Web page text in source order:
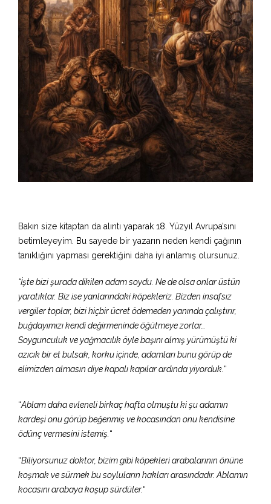
Bakın size kitaptan da alıntı yaparak 18. Yüzyıl Avrupa’sını
betimleyeyim. Bu sayede bir yazarın neden kendi çağının
tanıklığını yapması gerektiğini daha iyi anlamış olursunuz.
“İşte bizi şurada dikilen adam soydu. Ne de olsa onlar üstün
yaratıklar. Biz ise yanlarındaki köpekleriz. Bizden insafsız
vergiler toplar, bizi hiçbir ücret ödemeden yanında çalıştırır,
buğdayımızı kendi değirmeninde öğütmeye zorlar…
Soygunculuk ve yağmacılık öyle başını almış yürümüştü ki
azıcık bir et bulsak, korku içinde, adamları bunu görüp de
elimizden almasın diye kapalı kapılar ardında yiyorduk. “
“Ablam daha evleneli birkaç hafta olmuştu ki şu adamın
kardeşi onu görüp beğenmiş ve kocasından onu kendisine
ödünç vermesini istemiş. “
“Biliyorsunuz doktor, bizim gibi köpekleri arabalarının önüne
koşmak ve sürmek bu soyluların hakları arasındadır. Ablamın
kocasını arabaya koşup sürdüler.“